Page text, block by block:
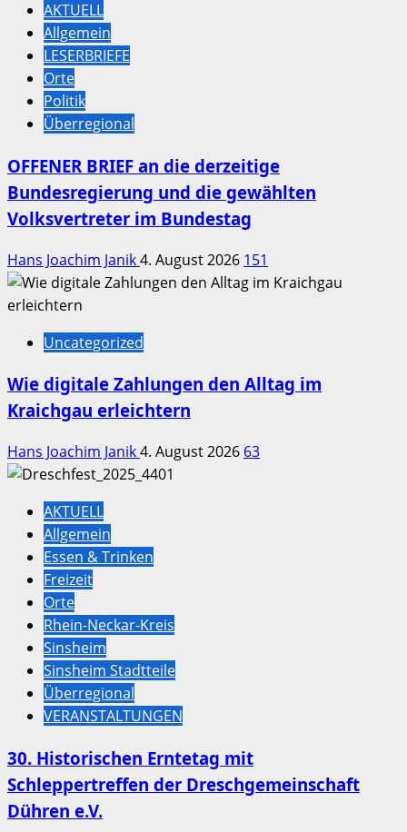
AKTUELL
Allgemein
LESERBRIEFE
Orte
Politik
Überregional
OFFENER BRIEF an die derzeitige
Bundesregierung und die gewählten
Volksvertreter im Bundestag
Hans Joachim Janik4. August 2026 151
Uncategorized
Wie digitale Zahlungen den Alltag im
Kraichgau erleichtern
Hans Joachim Janik4. August 2026 63
AKTUELL
Allgemein
Essen & Trinken
Freizeit
Orte
Rhein-Neckar-Kreis
Sinsheim
Sinsheim Stadtteile
Überregional
VERANSTALTUNGEN
30. Historischen Erntetag mit
Schleppertreffen der Dreschgemeinschaft
Dühren e.V.